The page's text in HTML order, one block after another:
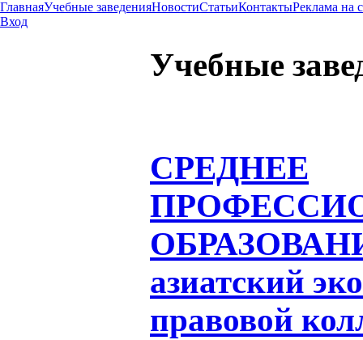
ГлавнаяУчебные заведенияНовостиСтатьиКонтактыРеклама на
Вход
Учебные
СРЕДНЕЕ
азиатский
правовой